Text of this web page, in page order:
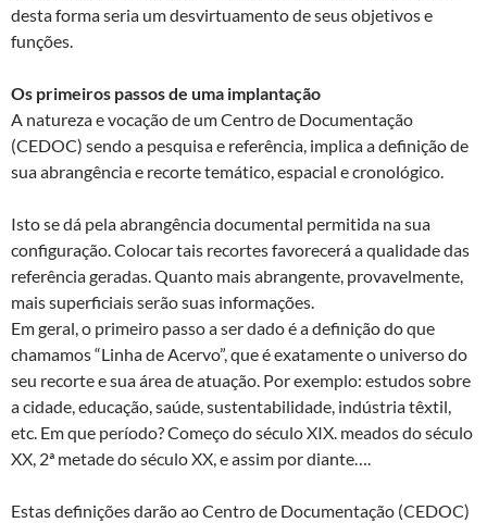
desta forma seria um desvirtuamento de seus objetivos e
funções.
Os primeiros passos de uma implantação
A natureza e vocação de um Centro de Documentação
(CEDOC) sendo a pesquisa e referência, implica a definição de
sua abrangência e recorte temático, espacial e cronológico.
Isto se dá pela abrangência documental permitida na sua
configuração. Colocar tais recortes favorecerá a qualidade das
referência geradas. Quanto mais abrangente, provavelmente,
mais superficiais serão suas informações.
Em geral, o primeiro passo a ser dado é a definição do que
chamamos “Linha de Acervo”, que é exatamente o universo do
seu recorte e sua área de atuação. Por exemplo: estudos sobre
a cidade, educação, saúde, sustentabilidade, indústria têxtil,
etc. Em que período? Começo do século XIX. meados do século
XX, 2ª metade do século XX, e assim por diante….
Estas definições darão ao Centro de Documentação (CEDOC)